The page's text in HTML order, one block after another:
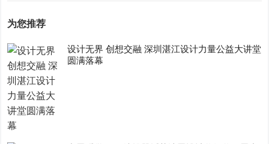
为您推荐
设计无界 创想交融 深圳湛江设计力量公益大讲堂
圆满落幕